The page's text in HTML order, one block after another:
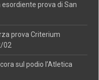
prova di San
prova Criterium
02
sul podio l’Atletica